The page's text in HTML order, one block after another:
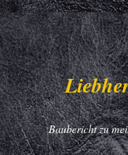
Baubericht zu